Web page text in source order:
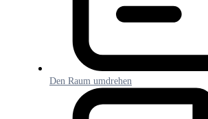
Den Raum umdrehen